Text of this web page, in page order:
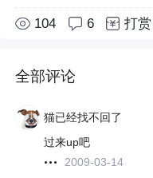
104 6 打赏
全部评论
猫已经找不回了
过来up吧
2009-03-14